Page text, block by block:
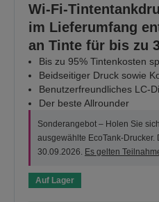
Wi-Fi-
im Lieferumfang
an Tinte für bis zu
Bis zu 95% Tintenkosten
Beidseitiger Druck sowie
Benutzerfreundliches LC-
Der beste Allrounder
Sonderangebot – Holen Sie
ausgewählte EcoTank-Drucker.
30.09.2026. Es gelten
Auf Lager